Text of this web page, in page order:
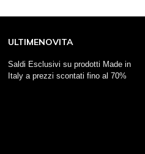
ULTIMENOVITA
Saldi Esclusivi su prodotti Made in
Italy a prezzi scontati fino al 70%